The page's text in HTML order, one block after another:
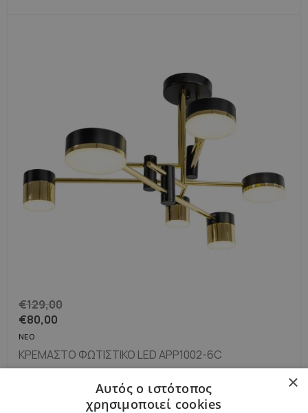
€129,00
€80,00
ΝΈΟ
ΚΡΕΜΑΣΤΌ ΦΩΤΙΣΤΙΚΌ LED APP1002-6C
×
Αυτός ο ιστότοπος
χρησιμοποιεί cookies